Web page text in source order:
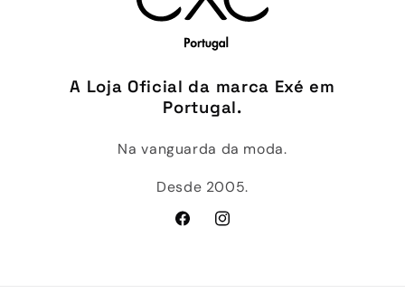
A Loja Oficial da marca Exé em
Portugal.
Na vanguarda da moda.
Desde 2005.
FacebookInstagram